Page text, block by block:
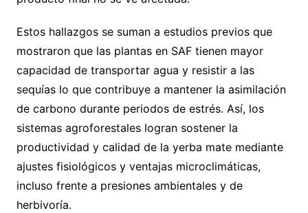
Estos hallazgos se suman a estudios previos que
mostraron que las plantas en SAF tienen mayor
capacidad de transportar agua y resistir a las
sequías lo que contribuye a mantener la asimilación
de carbono durante periodos de estrés. Así, los
sistemas agroforestales logran sostener la
productividad y calidad de la yerba mate mediante
ajustes fisiológicos y ventajas microclimáticas,
incluso frente a presiones ambientales y de
herbivoría.